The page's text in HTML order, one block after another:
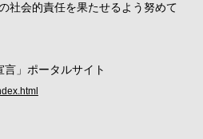
社会的責任を果たせるよう努めて
」ポータルサイト